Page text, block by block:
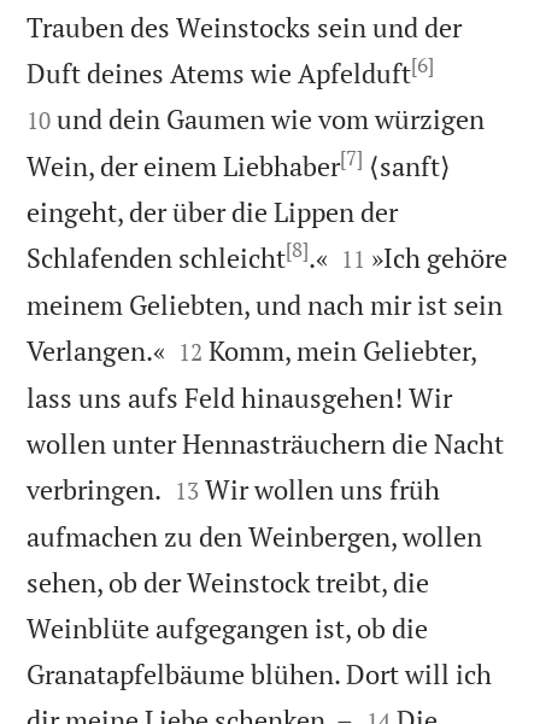
Trauben des Weinstocks sein und der
Duft deines Atems wie Apfelduft[6]
10 und dein Gaumen wie vom würzigen
Wein, der einem Liebhaber[7] ⟨sanft⟩
eingeht, der über die Lippen der
Schlafenden schleicht[8].« 

11 »Ich gehöre
meinem Geliebten, und nach mir ist sein
Verlangen.« 

12 Komm, mein Geliebter,
lass uns aufs Feld hinausgehen! Wir
wollen unter Hennasträuchern die Nacht
verbringen. 

13 Wir wollen uns früh
aufmachen zu den Weinbergen, wollen
sehen, ob der Weinstock treibt, die
Weinblüte aufgegangen ist, ob die
Granatapfelbäume blühen. Dort will ich